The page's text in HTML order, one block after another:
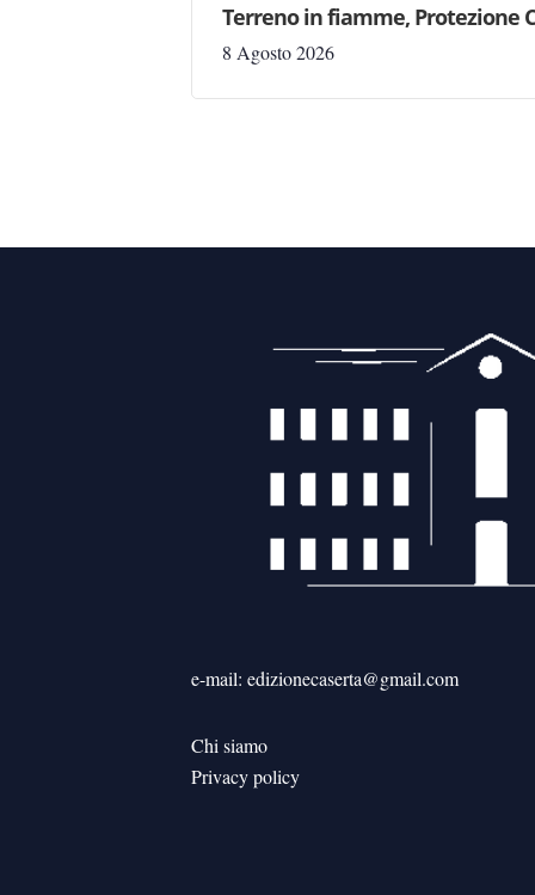
Terreno in fiamme, Protezione
8 Agosto 2026
e-mail: edizionecaserta@gmail.com
Chi siamo
Privacy policy